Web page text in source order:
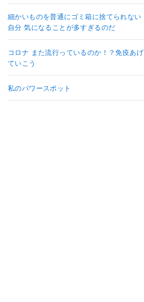
細かいものを普通にゴミ箱に捨てられない
自分 気になることが多すぎるのだ
コロナ また流行っているのか！？免疫あげ
ていこう
私のパワースポット